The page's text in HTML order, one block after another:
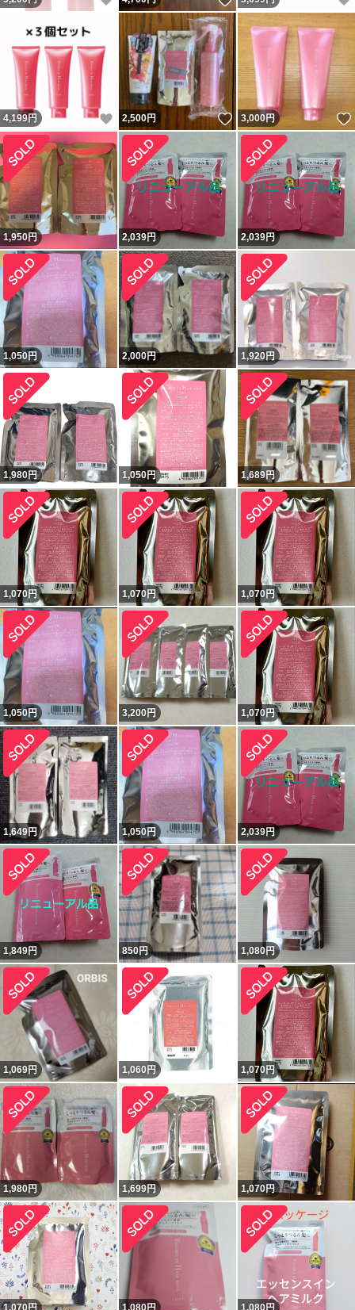
4,199円 いいね！
2,500円 いいね！
3,000円
1,950円 2,039円 2,039円
1,050円 2,000円 1,920円
1,980円 1,050円 1,689円
1,070円 1,070円 1,070円
1,050円 3,200円 1,070円
1,649円 1,050円 2,039円
1,849円 850円 1,080円
1,069円 1,060 円 1,070円
1,980円 1,699円 1,070円